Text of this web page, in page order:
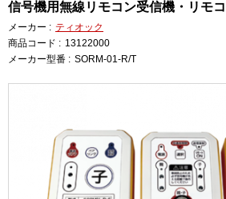
信号機用無線リモコン受信機・リモ
メーカー : ティオック
商品コード : 13122000
メーカー型番 : SORM-01-R/T